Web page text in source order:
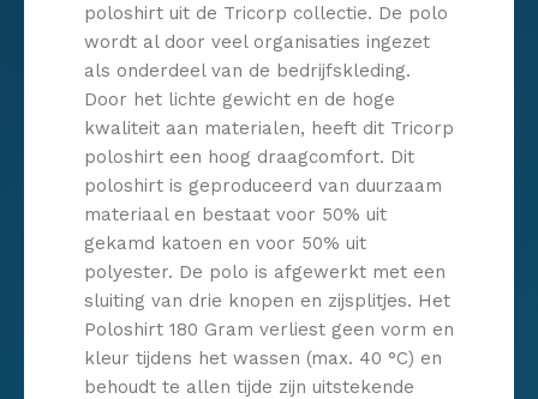
poloshirt uit de Tricorp collectie. De polo
wordt al door veel organisaties ingezet
als onderdeel van de bedrijfskleding.
Door het lichte gewicht en de hoge
kwaliteit aan materialen, heeft dit Tricorp
poloshirt een hoog draagcomfort. Dit
poloshirt is geproduceerd van duurzaam
materiaal en bestaat voor 50% uit
gekamd katoen en voor 50% uit
polyester. De polo is afgewerkt met een
sluiting van drie knopen en zijsplitjes. Het
Poloshirt 180 Gram verliest geen vorm en
kleur tijdens het wassen (max. 40 °C) en
behoudt te allen tijde zijn uitstekende